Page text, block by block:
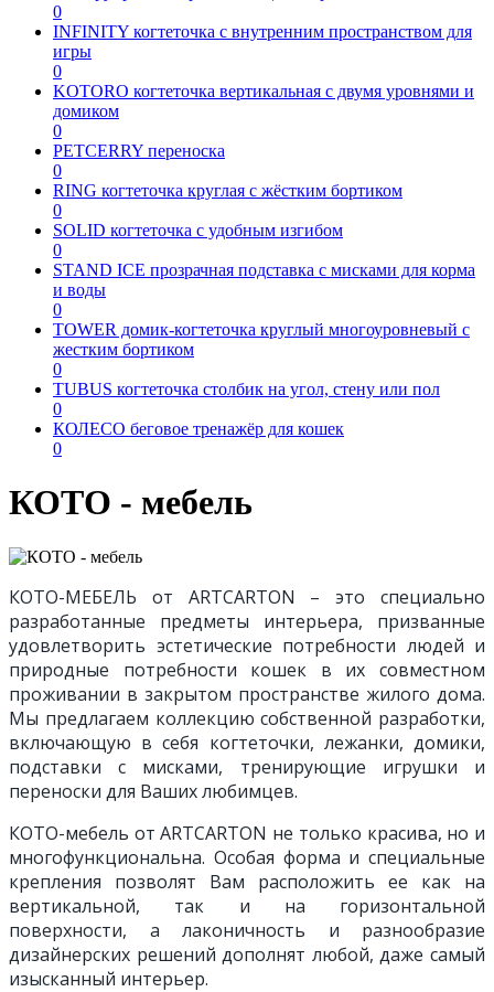
0
INFINITY когтеточка с внутренним пространством для
игры
0
KOTORO когтеточка вертикальная с двумя уровнями и
домиком
0
PETCERRY переноска
0
RING когтеточка круглая с жёстким бортиком
0
SOLID когтеточка с удобным изгибом
0
STAND ICE прозрачная подставка с мисками для корма
и воды
0
TOWER домик-когтеточка круглый многоуровневый с
жестким бортиком
0
TUBUS когтеточка столбик на угол, стену или пол
0
КОЛЕСО беговое тренажёр для кошек
0
КОТО - мебель
КОТО-МЕБЕЛЬ от ARTCARTON – это специально
разработанные предметы интерьера, призванные
удовлетворить эстетические потребности людей и
природные потребности кошек в их совместном
проживании в закрытом пространстве жилого дома.
Мы предлагаем коллекцию собственной разработки,
включающую в себя когтеточки, лежанки, домики,
подставки с мисками, тренирующие игрушки и
переноски для Ваших любимцев.
КОТО-мебель от ARTCARTON не только красива, но и
многофункциональна. Особая форма и специальные
крепления позволят Вам расположить ее как на
вертикальной, так и на горизонтальной
поверхности, а лаконичность и разнообразие
дизайнерских решений дополнят любой, даже самый
изысканный интерьер.